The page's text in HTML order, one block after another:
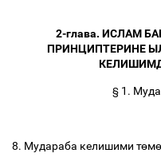
2-глава. ИСЛАМ
ПРИНЦИПТЕРИНЕ
§1.
8. Мудараба келишими төмө